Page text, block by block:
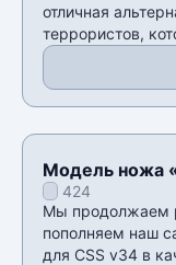
отличная
террористов,
Модель ножа
CSS v34
424
Мы продолжаем
пополняем наш
для CSS v34 в